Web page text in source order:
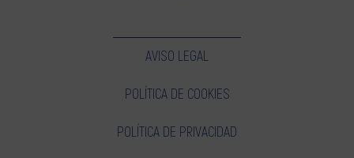
AVISO LEGAL
POLÍTICA DE COOKIES
POLÍTICA DE PRIVACIDAD